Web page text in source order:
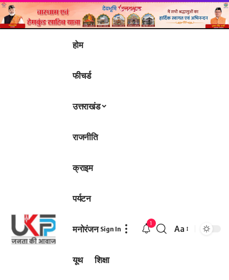
होम
फीचर्ड
उत्तराखंड
राजनीति
क्राइम
पर्यटन
मनोरंजन
यूथ शिक्षा
Sign In
1
Font
Aa